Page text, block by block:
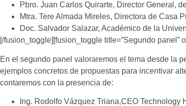
Pbro. Juan Carlos Quirarte, Director General,
Mtra. Tere Almada Mireles, Directora de Casa
Doc. Salvador Salazar, Académico de la
[/fusion_toggle][fusion_toggle title=”Segundo panel”
En el segundo panel valoraremos el tema desde la
ejemplos concretos de propuestas para incentivar
contaremos con la presencia de:
Ing. Rodolfo Vázquez Triana,CEO Technology